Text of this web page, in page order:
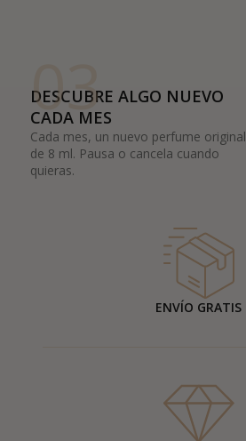
03
DESCUBRE ALGO NUEVO
CADA MES
Cada mes, un nuevo perfume original
de 8 ml. Pausa o cancela cuando
quieras.
ENVÍO GRATIS